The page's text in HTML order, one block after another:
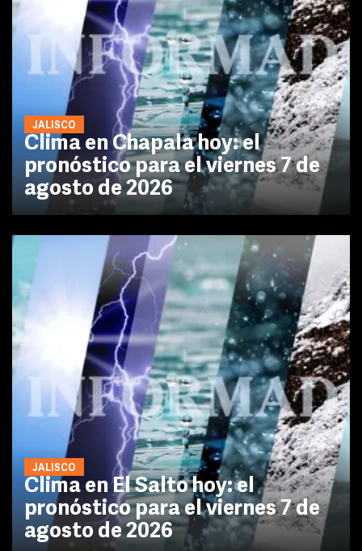
JALISCO
Clima en Chapala hoy: el
pronóstico para el viernes 7 de
agosto de 2026
JALISCO
Clima en El Salto hoy: el
pronóstico para el viernes 7 de
agosto de 2026